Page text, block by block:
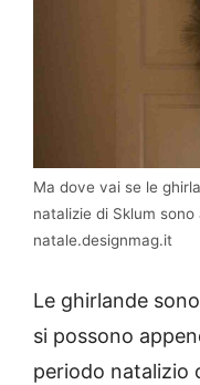
Ma dove vai se le
natalizie di Sklum
natale.designmag.it
Le ghirlande
si possono
periodo natalizio